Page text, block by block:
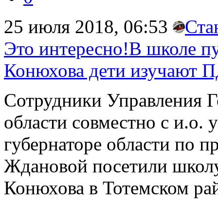
25 июля 2018, 06:53
Это интересно!В школе
Конюхова дети изучают
Сотрудники Управления
области совместно с и.о.
губернаторе области по
Ждановой посетили
Конюхова в Тотемском